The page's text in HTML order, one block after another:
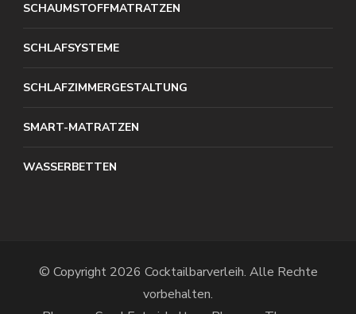
SCHAUMSTOFFMATRATZEN
SCHLAFSYSTEME
SCHLAFZIMMERGESTALTUNG
SMART-MATRATZEN
WASSERBETTEN
© Copyright 2026 Cocktailbarverleih. Alle Rechte
vorbehalten.